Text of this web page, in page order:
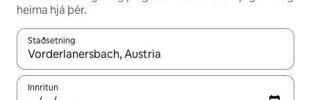
heima hjá þér.
Staðsetning
Þegar niðurstöður liggja fyrir skaltu nota upp og niður
Innritun